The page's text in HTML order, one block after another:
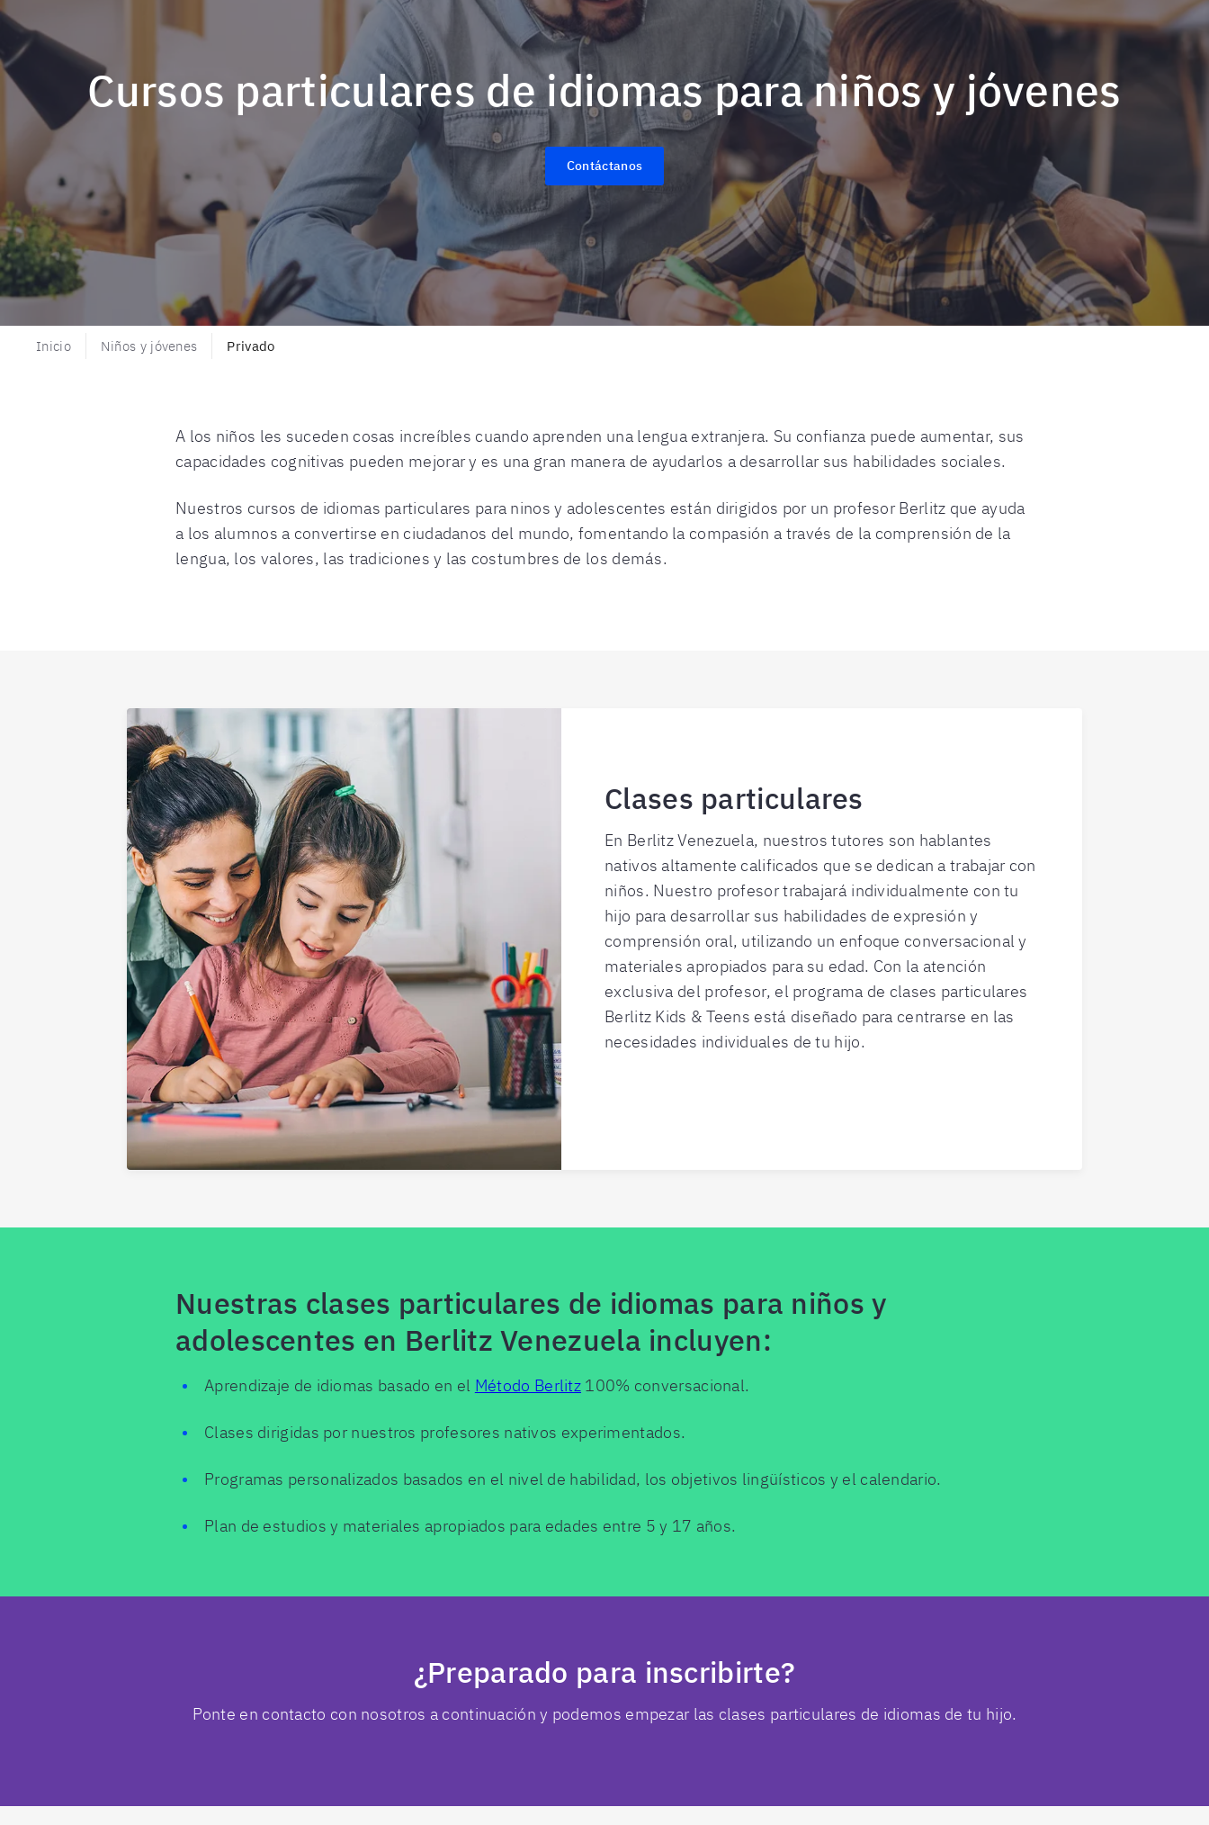
Cursos particulares de idiomas para niños y jóvenes
Contáctanos
Inicio Niños y jóvenes Privado
A los niños les suceden cosas increíbles cuando aprenden una lengua extranjera. Su confianza puede aumentar, sus
capacidades cognitivas pueden mejorar y es una gran manera de ayudarlos a desarrollar sus habilidades sociales.
Nuestros cursos de idiomas particulares para ninos y adolescentes están dirigidos por un profesor Berlitz que ayuda
a los alumnos a convertirse en ciudadanos del mundo, fomentando la compasión a través de la comprensión de la
lengua, los valores, las tradiciones y las costumbres de los demás.
Clases particulares
En Berlitz Venezuela, nuestros tutores son hablantes
nativos altamente calificados que se dedican a trabajar con
niños. Nuestro profesor trabajará individualmente con tu
hijo para desarrollar sus habilidades de expresión y
comprensión oral, utilizando un enfoque conversacional y
materiales apropiados para su edad. Con la atención
exclusiva del profesor, el programa de clases particulares
Berlitz Kids & Teens está diseñado para centrarse en las
necesidades individuales de tu hijo.
Nuestras clases particulares de idiomas para niños y
adolescentes en Berlitz Venezuela incluyen:
Aprendizaje de idiomas basado en el Método Berlitz 100% conversacional.
Clases dirigidas por nuestros profesores nativos experimentados.
Programas personalizados basados en el nivel de habilidad, los objetivos lingüísticos y el calendario.
Plan de estudios y materiales apropiados para edades entre 5 y 17 años.
¿Preparado para inscribirte?
Ponte en contacto con nosotros a continuación y podemos empezar las clases particulares de idiomas de tu hijo.